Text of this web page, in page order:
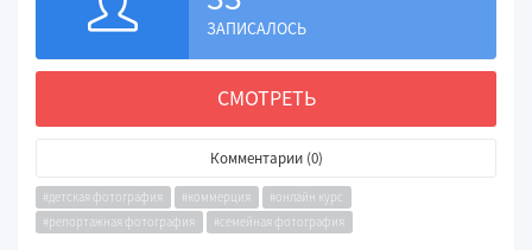
ЗАПИСАЛОСЬ
СМОТРЕТЬ
Комментарии (0)
#детская фотография #коммерция
#онлайн курс
#репортажная фотография
#семейная фотография